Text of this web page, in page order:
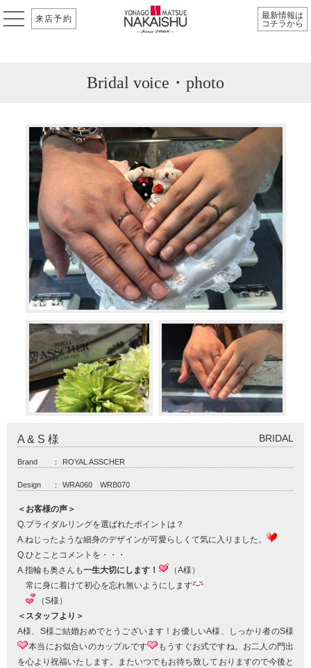
来店予約
最新情報は
コチラから
Bridal voice・photo
A & S 様 BRIDAL
Brand ： ROYAL ASSCHER
Design ： WRA060 WRB070
＜お客様の声＞
Q.ブライダルリングを選ばれたポイントは？
A.ねじったような細身のデザインが可愛らしくて気に入りました。
Q.ひとことコメントを・・・
A.指輪も奥さんも一生大切にします！
（A様）
常に身に着けて初心を忘れ無いようにします
（S様）
＜スタッフより＞
A様、S様ご結婚おめでとうございます！お優しいA様、しっかり者のS様
本当にお似合いのカップルです
もうすぐお式ですね。お二人の門出
を心より祝福いたします。またいつでもお待ち致しておりますので今後と